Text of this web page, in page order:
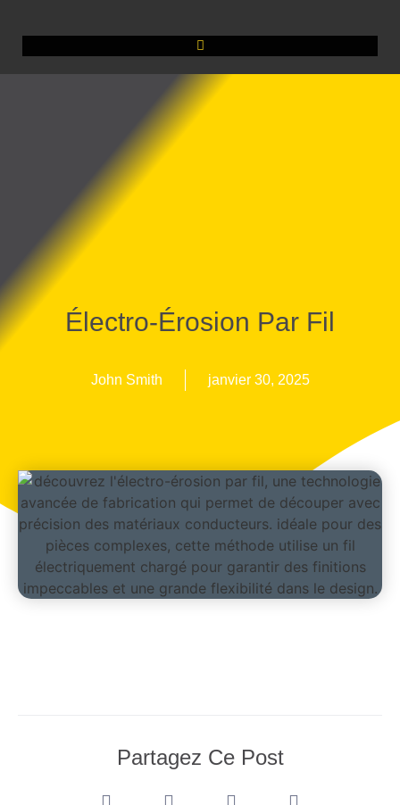
Électro-Érosion Par Fil
John Smith janvier 30, 2025
Partagez Ce Post